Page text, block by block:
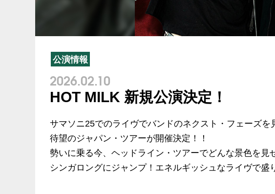
公演情報
2026.02.10
HOT MILK 新規公演決定！
サマソニ25でのライヴでバンドのネクスト・フェーズを
待望のジャパン・ツアーが開催決定！！
勢いに乗る今、ヘッドライン・ツアーでどんな景色を見
シンガロングにジャンプ！エネルギッシュなライヴで盛